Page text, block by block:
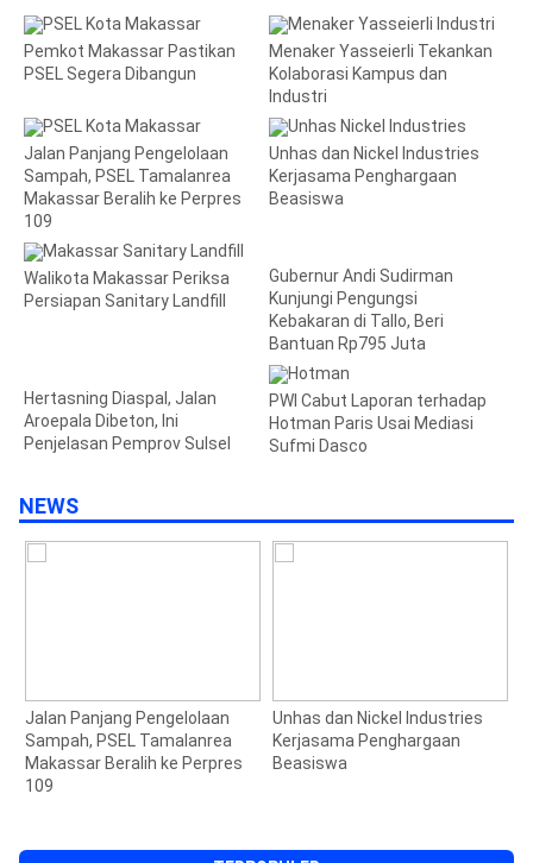
Pemkot Makassar Pastikan
PSEL Segera Dibangun
Menaker Yasseierli Tekankan
Kolaborasi Kampus dan
Industri
Jalan Panjang Pengelolaan
Sampah, PSEL Tamalanrea
Makassar Beralih ke Perpres
109
Unhas dan Nickel Industries
Kerjasama Penghargaan
Beasiswa
Walikota Makassar Periksa
Persiapan Sanitary Landfill
Gubernur Andi Sudirman
Kunjungi Pengungsi
Kebakaran di Tallo, Beri
Bantuan Rp795 Juta
Hertasning Diaspal, Jalan
Aroepala Dibeton, Ini
Penjelasan Pemprov Sulsel
PWI Cabut Laporan terhadap
Hotman Paris Usai Mediasi
Sufmi Dasco
NEWS
Jalan Panjang Pengelolaan
Sampah, PSEL Tamalanrea
Makassar Beralih ke Perpres
109
Unhas dan Nickel Industries
Kerjasama Penghargaan
Beasiswa